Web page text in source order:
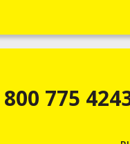
775